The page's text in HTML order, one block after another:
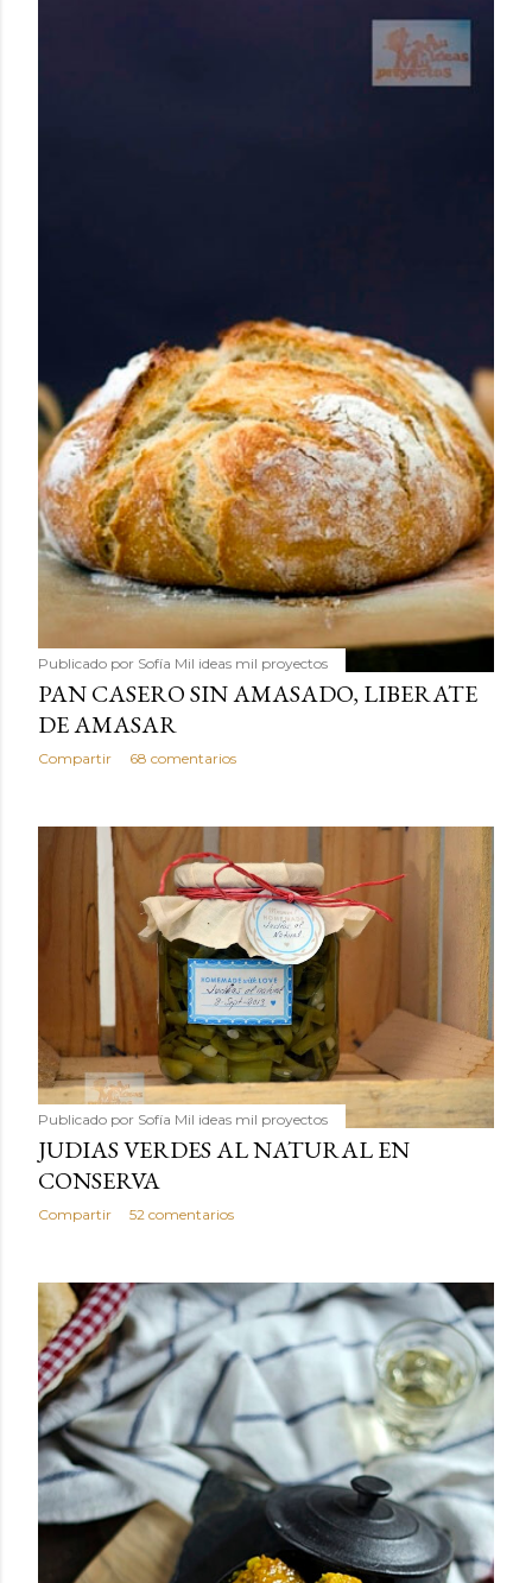
Publicado por Sofía Mil ideas mil proyectos
PAN CASERO SIN AMASADO, LIBERATE
DE AMASAR
Compartir 68 comentarios
Publicado por Sofía Mil ideas mil proyectos
JUDIAS VERDES AL NATURAL EN
CONSERVA
Compartir 52 comentarios